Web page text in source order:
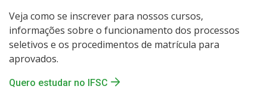
Veja como se inscrever para nossos cursos,
informações sobre o funcionamento dos processos
seletivos e os procedimentos de matrícula para
aprovados.
Quero estudar no IFSC